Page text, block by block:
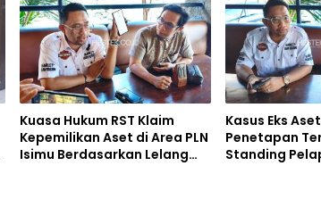
Kuasa Hukum RST Klaim
Kepemilikan Aset di Area PLN
Isimu Berdasarkan Lelang
Kasus Eks
Penetapan
Standing